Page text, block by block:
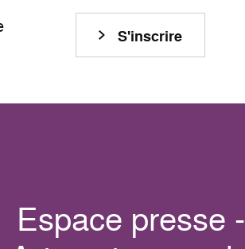
S'inscrire
Espace presse -